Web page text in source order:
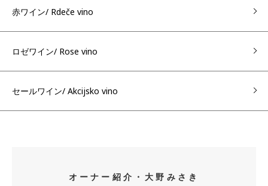
赤ワイン/ Rdeče vino
ロゼワイン/ Rose vino
セールワイン/ Akcijsko vino
オーナー紹介・大野みさき